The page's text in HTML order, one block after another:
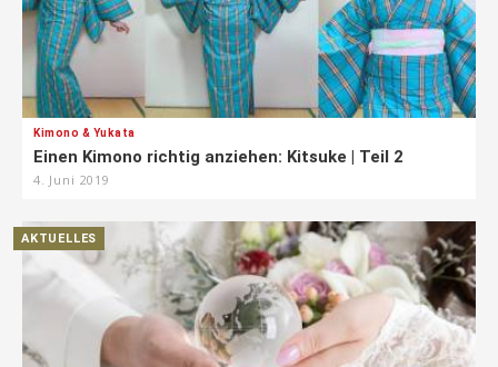
Kimono & Yukata
Einen Kimono richtig anziehen: Kitsuke | Teil 2
4. Juni 2019
AKTUELLES